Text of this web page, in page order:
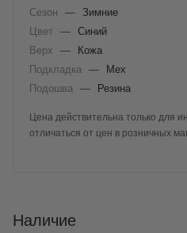
Сезон
— Зимние
Цвет — Синий
Верх
—
Кожа
Подкладка
—
Мех
Подошва
— Резина
Цена действительна только для
отличаться от цен в розничных
Наличие